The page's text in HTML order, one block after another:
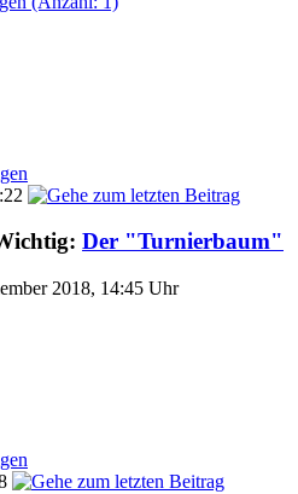
Der "Turnierbaum"
2018, 14:45 Uhr